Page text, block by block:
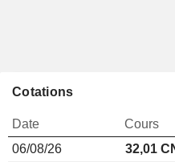
Cotations
Date Cours
06/08/26
32,01